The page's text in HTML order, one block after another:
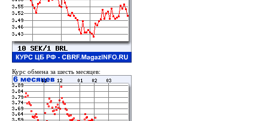
Курс обмена за шесть месяцев: